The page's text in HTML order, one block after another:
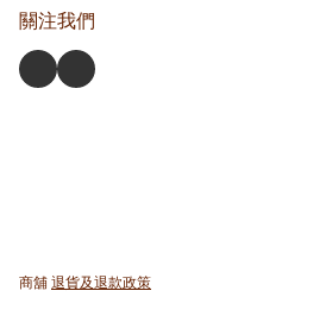
關注我們
商舖 退貨及退款政策